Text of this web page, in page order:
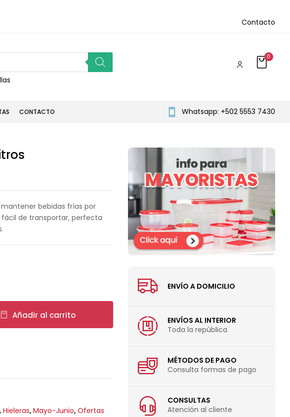
Contacto
0
CONTACTO Whatsapp: +502 5553 7430
mantener bebidas frías por
de transportar, perfecta
Añadir al carrito
, Hieleras, Mayo-Junio, Ofertas
ENVÍO A DOMICILIO
ENVÍOS AL INTERIOR
Toda la república
MÉTODOS DE PAGO
Consulta formas de pago
CONSULTAS
Atención al cliente